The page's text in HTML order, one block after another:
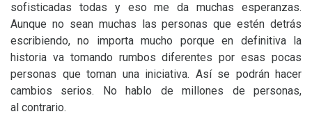
sofisticadas todas y eso me da muchas esperanzas.
Aunque no sean muchas las personas que estén detrás
escribiendo, no importa mucho porque en definitiva la
historia va tomando rumbos diferentes por esas pocas
personas que toman una iniciativa. Así se podrán hacer
cambios serios. No hablo de millones de personas,
al contrario.